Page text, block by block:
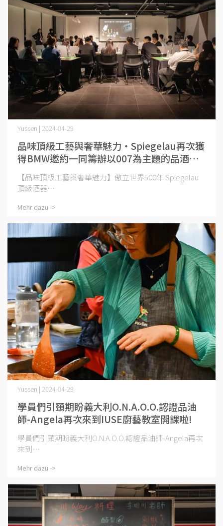
品味頂級工藝與奢華魅力‧Spiegelau再次獲
得BMW邀約一同籌辦以007為主題的品酒
會！
Yussen | 2024-04-29
【品味頂級工藝與奢華魅力】傲立世界500年 Spiegelau
頂級酒器⋯
Mehr dazu ->
學員們引頸期盼義大利O.N.A.O.O.認證品油
師-Angela再次來到IUSE廚藝教室開課啦!
Yussen | 2024-04-29
學員們引頸期盼義大利O.N.A.O.O.認證品油師-Angela再次
來到⋯
Mehr dazu ->